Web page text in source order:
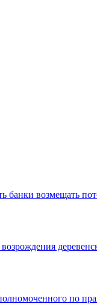
банки возмещать
по